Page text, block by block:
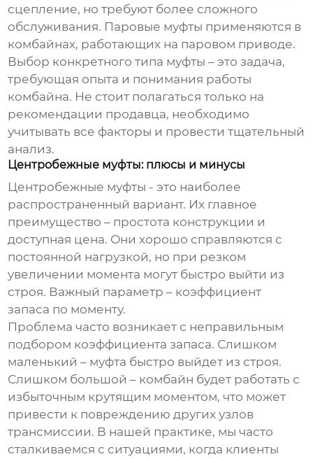
сцепление, но требуют более сложного
обслуживания. Паровые муфты применяются в
комбайнах, работающих на паровом приводе.
Выбор конкретного типа муфты – это задача,
требующая опыта и понимания работы
комбайна. Не стоит полагаться только на
рекомендации продавца, необходимо
учитывать все факторы и провести тщательный
анализ.
Центробежные муфты: плюсы и минусы
Центробежные муфты - это наиболее
распространенный вариант. Их главное
преимущество – простота конструкции и
доступная цена. Они хорошо справляются с
постоянной нагрузкой, но при резком
увеличении момента могут быстро выйти из
строя. Важный параметр – коэффициент
запаса по моменту.
Проблема часто возникает с неправильным
подбором коэффициента запаса. Слишком
маленький – муфта быстро выйдет из строя.
Слишком большой – комбайн будет работать с
избыточным крутящим моментом, что может
привести к повреждению других узлов
трансмиссии. В нашей практике, мы часто
сталкиваемся с ситуациями, когда клиенты